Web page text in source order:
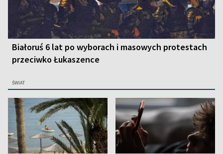
Białoruś 6 lat po wyborach i masowych protestach
przeciwko Łukaszence
ŚWIAT